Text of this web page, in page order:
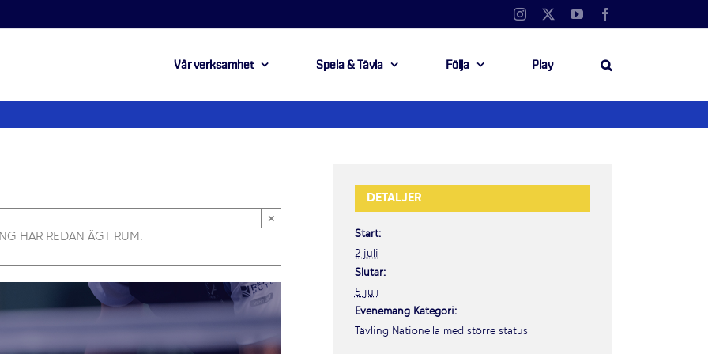
Instagram YouTube
Vår verksamhet Spela & Tävla Följa Play
HAR REDAN ÄGT RUM.
×
DETALJER
Start:
2 juli
Slutar:
5 juli
Evenemang Kategori:
Tävling Nationella med större status